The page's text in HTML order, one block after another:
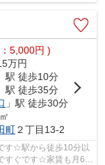
て...
5,000円 )
万円
」駅 徒歩10分
」駅 徒歩35分
」駅 徒歩30分
町２丁目13-2
す☆駅から徒歩10分以
すぐです☆家賃も月6.5